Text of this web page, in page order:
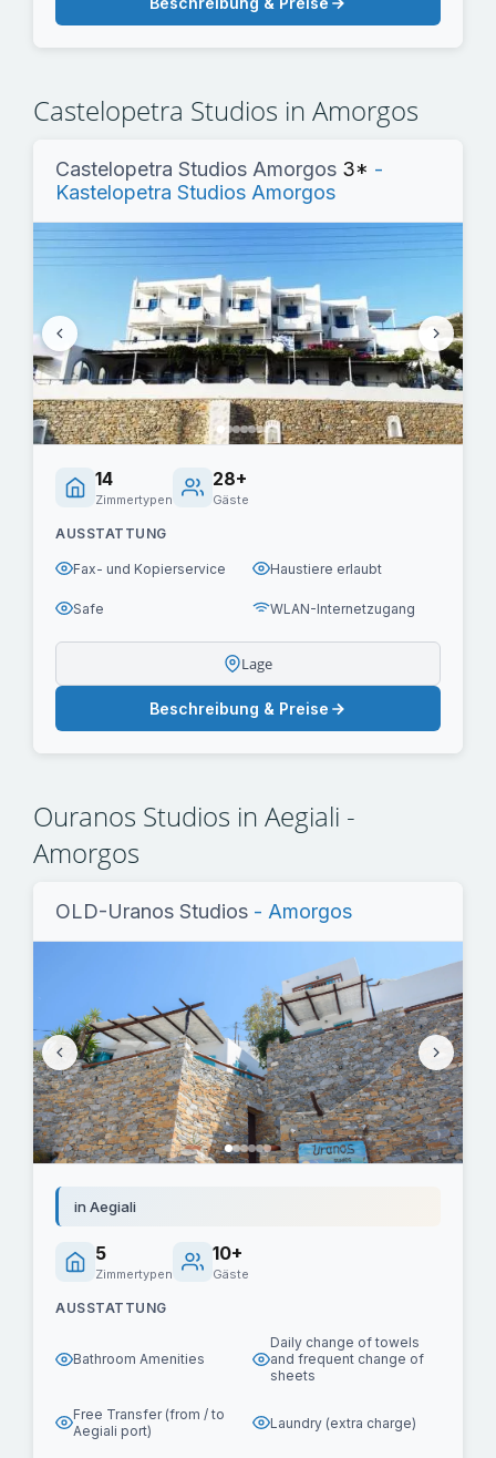
Castelopetra Studios in Amorgos
Castelopetra Studios Amorgos 3* -
Kastelopetra Studios Amorgos
14
Zimmertypen
28+
Gäste
AUSSTATTUNG
Fax- und Kopierservice Haustiere erlaubt
Safe WLAN-Internetzugang
Lage
Beschreibung & Preise
Ouranos Studios in Aegiali -
Amorgos
OLD-Uranos Studios - Amorgos
in Aegiali
5
Zimmertypen
10+
Gäste
AUSSTATTUNG
Bathroom Amenities
Daily change of towels
and frequent change of
sheets
Free Transfer (from / to
Aegiali port)
Laundry (extra charge)